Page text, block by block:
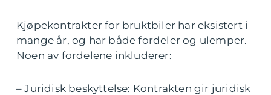
Kjøpekontrakter for bruktbiler har eksistert i
mange år, og har både fordeler og ulemper.
Noen av fordelene inkluderer:
– Juridisk beskyttelse: Kontrakten gir juridisk